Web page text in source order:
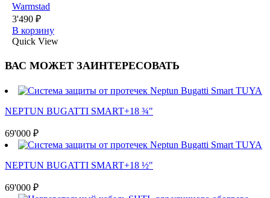
Warmstad
3'490 ₽
В корзину
Quick View
ВАС МОЖЕТ ЗАИНТЕРЕСОВАТЬ
NEPTUN BUGATTI SMART+18 ¾"
69'000 ₽
NEPTUN BUGATTI SMART+18 ½"
69'000 ₽